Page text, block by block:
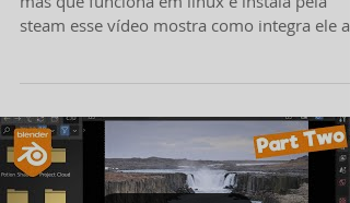
steam esse vídeo mostra como integra ele ao